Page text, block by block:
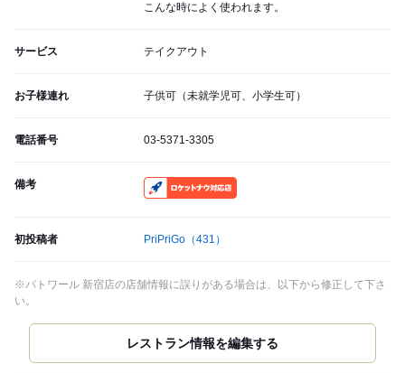
こんな時によく使われます。
サービス テイクアウト
お子様連れ 子供可（未就学児可、小学生可）
電話番号 03-5371-3305
備考
初投稿者 PriPriGo （431）
※パトワール 新宿店の店舗情報に誤りがある場合は、以下から修正して下さ
い。